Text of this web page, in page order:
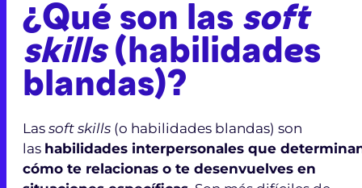
¿Qué son las soft
skills(habilidades
blandas)?
Las soft skills (o habilidades blandas) son
las habilidades interpersonales que
cómo te relacionas o te desenvuelves en